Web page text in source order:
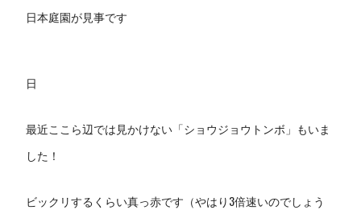
日本庭園が見事です
日
最近ここら辺では見かけない「ショウジョウトンボ」もいま
した！
ビックリするくらい真っ赤です（やはり3倍速いのでしょう